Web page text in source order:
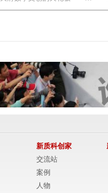
新质科创家
交流站
案例
人物